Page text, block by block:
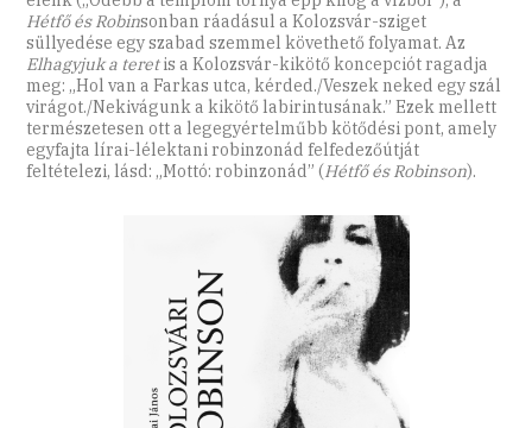
Hétfő és Robinsonban ráadásul a Kolozsvár-sziget
süllyedése egy szabad szemmel követhető folyamat. Az
Elhagyjuk a teretis a Kolozsvár-kikötő koncepciót ragadja
meg: „Hol van a Farkas utca, kérded./Veszek neked egy szál
virágot./Nekivágunk a kikötő labirintusának.” Ezek mellett
természetesen ott a legegyértelműbb kötődési pont, amely
egyfajta lírai-lélektani robinzonád felfedezőútját
feltételezi, lásd: „Mottó: robinzonád” (Hétfő és Robinson).